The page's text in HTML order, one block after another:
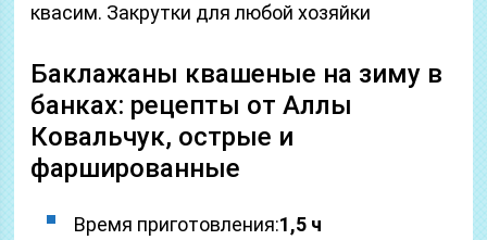
квасим. Закрутки для любой хозяйки
Баклажаны квашеные на зиму в
банках: рецепты от Аллы
Ковальчук, острые и
фаршированные
Время приготовления:1,5 ч